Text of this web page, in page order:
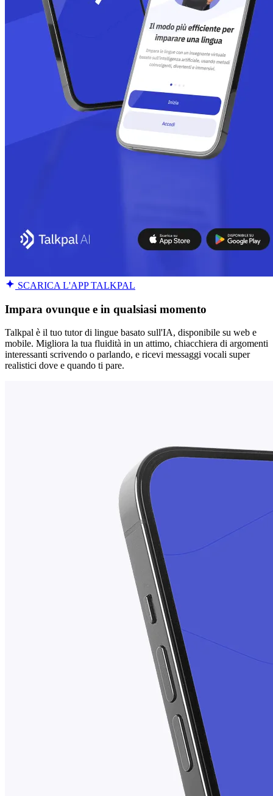
SCARICA L'APP TALKPAL
Impara ovunque e in qualsiasi momento
Talkpal è il tuo tutor di lingue basato sull'IA, disponibile su web e
mobile. Migliora la tua fluidità in un attimo, chiacchiera di argomenti
interessanti scrivendo o parlando, e ricevi messaggi vocali super
realistici dove e quando ti pare.